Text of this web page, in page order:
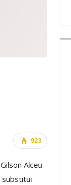
923
Alceu
substitui